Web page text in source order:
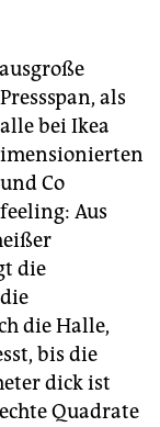
als
bei Ikea
Co
Aus
die
die Halle,
bis die
dick ist
Quadrate